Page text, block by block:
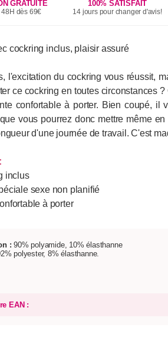
GRATUITE
48H dès 69€
100% SATISFAIT
14 jours pour changer d'avis!
cockring inclus, plaisir assuré
l'excitation du cockring vous réussit,
ce cockring en toutes circonstances
confortable à porter. Bien coupé,
vous pourrez donc mettre même
d'une journée de travail. C'est
inclus
sexe non planifié
à porter
: 90% polyamide, 10% élasthanne
polyester, 8% élasthanne.
EAN :